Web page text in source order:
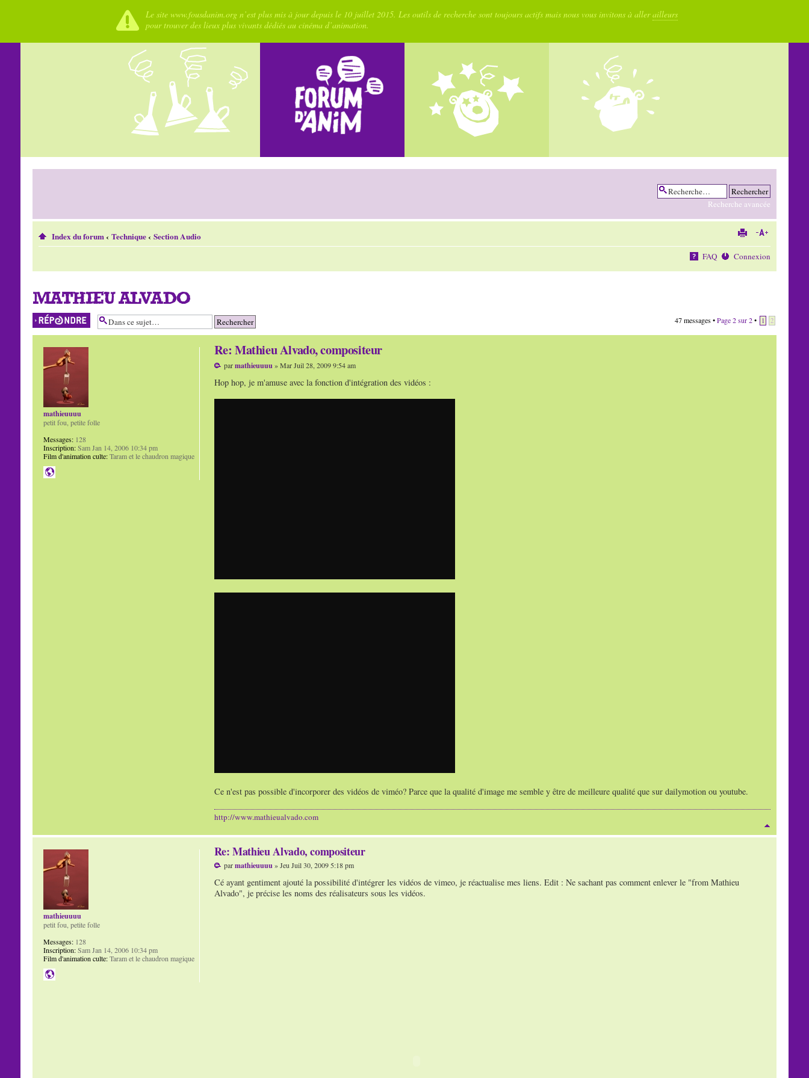
Le site www.fousdanim.org n’est plus mis à jour depuis le 10 juillet 2015. Les outils de recherche sont toujours actifs mais nous vous invitons à allerailleurs
pour trouver des lieux plus vivants dédiés au cinéma d’animation.
Recherche avancée
Index du forum‹ Technique‹ Section Audio
FAQ Connexion
MATHIEU ALVADO
Répondre 47 messages •Page2sur2• 1 2
Re: Mathieu Alvado, compositeur
parmathieuuuu » Mar Juil 28, 2009 9:54 am
Hop hop, je m'amuse avec la fonction d'intégration des vidéos :
Ce n'est pas possible d'incorporer des vidéos de viméo? Parce que la qualité d'image me semble y être de meilleure qualité que sur dailymotion ou youtube.
http://www.mathieualvado.com
mathieuuuu
petit fou, petite folle
Messages:128
Inscription:Sam Jan 14, 2006 10:34 pm
Film d'animation culte:Taram et le chaudron magique
Re: Mathieu Alvado, compositeur
parmathieuuuu » Jeu Juil 30, 2009 5:18 pm
Cé ayant gentiment ajouté la possibilité d'intégrer les vidéos de vimeo, je réactualise mes liens. Edit : Ne sachant pas comment enlever le "from Mathieu
Alvado", je précise les noms des réalisateurs sous les vidéos.
mathieuuuu
petit fou, petite folle
Messages:128
Inscription:Sam Jan 14, 2006 10:34 pm
Film d'animation culte:Taram et le chaudron magique